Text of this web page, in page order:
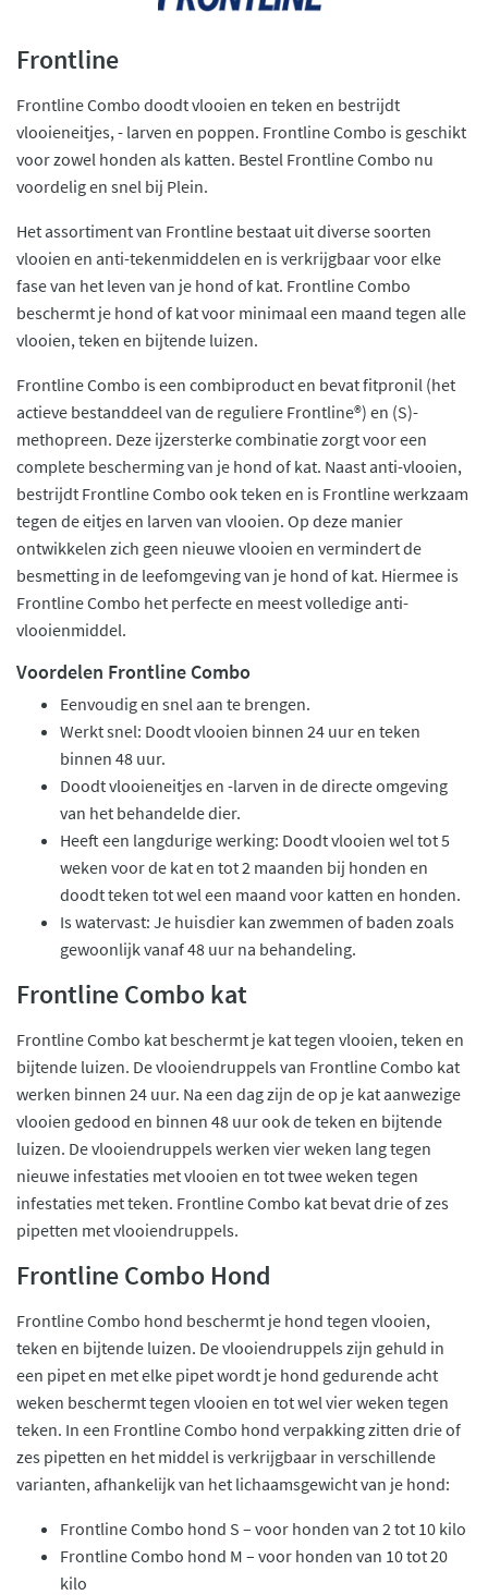
Frontline
Frontline Combo doodt vlooien en teken en bestrijdt
vlooieneitjes, - larven en poppen. Frontline Combo is geschikt
voor zowel honden als katten. Bestel Frontline Combo nu
voordelig en snel bij Plein.
Het assortiment van Frontline bestaat uit diverse soorten
vlooien en anti-tekenmiddelen en is verkrijgbaar voor elke
fase van het leven van je hond of kat. Frontline Combo
beschermt je hond of kat voor minimaal een maand tegen alle
vlooien, teken en bijtende luizen.
Frontline Combo is een combiproduct en bevat fitpronil (het
actieve bestanddeel van de reguliere Frontline®) en (S)-
methopreen. Deze ijzersterke combinatie zorgt voor een
complete bescherming van je hond of kat. Naast anti-vlooien,
bestrijdt Frontline Combo ook teken en is Frontline werkzaam
tegen de eitjes en larven van vlooien. Op deze manier
ontwikkelen zich geen nieuwe vlooien en vermindert de
besmetting in de leefomgeving van je hond of kat. Hiermee is
Frontline Combo het perfecte en meest volledige anti-
vlooienmiddel.
Voordelen Frontline Combo
Eenvoudig en snel aan te brengen.
Werkt snel: Doodt vlooien binnen 24 uur en teken
binnen 48 uur.
Doodt vlooieneitjes en -larven in de directe omgeving
van het behandelde dier.
Heeft een langdurige werking: Doodt vlooien wel tot 5
weken voor de kat en tot 2 maanden bij honden en
doodt teken tot wel een maand voor katten en honden.
Is watervast: Je huisdier kan zwemmen of baden zoals
gewoonlijk vanaf 48 uur na behandeling.
Frontline Combo kat
Frontline Combo kat beschermt je kat tegen vlooien, teken en
bijtende luizen. De vlooiendruppels van Frontline Combo kat
werken binnen 24 uur. Na een dag zijn de op je kat aanwezige
vlooien gedood en binnen 48 uur ook de teken en bijtende
luizen. De vlooiendruppels werken vier weken lang tegen
nieuwe infestaties met vlooien en tot twee weken tegen
infestaties met teken. Frontline Combo kat bevat drie of zes
pipetten met vlooiendruppels.
Frontline Combo Hond
Frontline Combo hond beschermt je hond tegen vlooien,
teken en bijtende luizen. De vlooiendruppels zijn gehuld in
een pipet en met elke pipet wordt je hond gedurende acht
weken beschermt tegen vlooien en tot wel vier weken tegen
teken. In een Frontline Combo hond verpakking zitten drie of
zes pipetten en het middel is verkrijgbaar in verschillende
varianten, afhankelijk van het lichaamsgewicht van je hond:
Frontline Combo hond S – voor honden van 2 tot 10 kilo
Frontline Combo hond M – voor honden van 10 tot 20
kilo